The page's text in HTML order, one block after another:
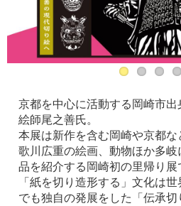
京都を中心に活動する岡崎市出
絵師尾之善氏。
本展は新作を含む岡崎や京都
歌川広重の絵画、動物ほか多
品を紹介する岡崎初の里帰り展
「紙を切り造形する」文化は
でも独自の発展をした「伝承